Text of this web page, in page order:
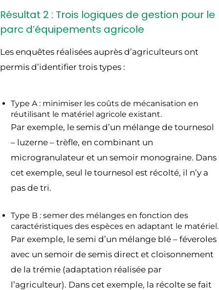
Résultat 2 : Trois logiques de gestion pour le
parc d’équipements agricole
Les enquêtes réalisées auprès d’agriculteurs ont
permis d’identifier trois types :
Type A : minimiser les coûts de mécanisation en
réutilisant le matériel agricole existant.
Par exemple, le semis d’un mélange de tournesol
– luzerne – trèfle, en combinant un
microgranulateur et un semoir monograine. Dans
cet exemple, seul le tournesol est récolté, il n’y a
pas de tri.
Type B : semer des mélanges en fonction des
caractéristiques des espèces en adaptant le matériel.
Par exemple, le semi d’un mélange blé – féveroles
avec un semoir de semis direct et cloisonnement
de la trémie (adaptation réalisée par
l’agriculteur). Dans cet exemple, la récolte se fait